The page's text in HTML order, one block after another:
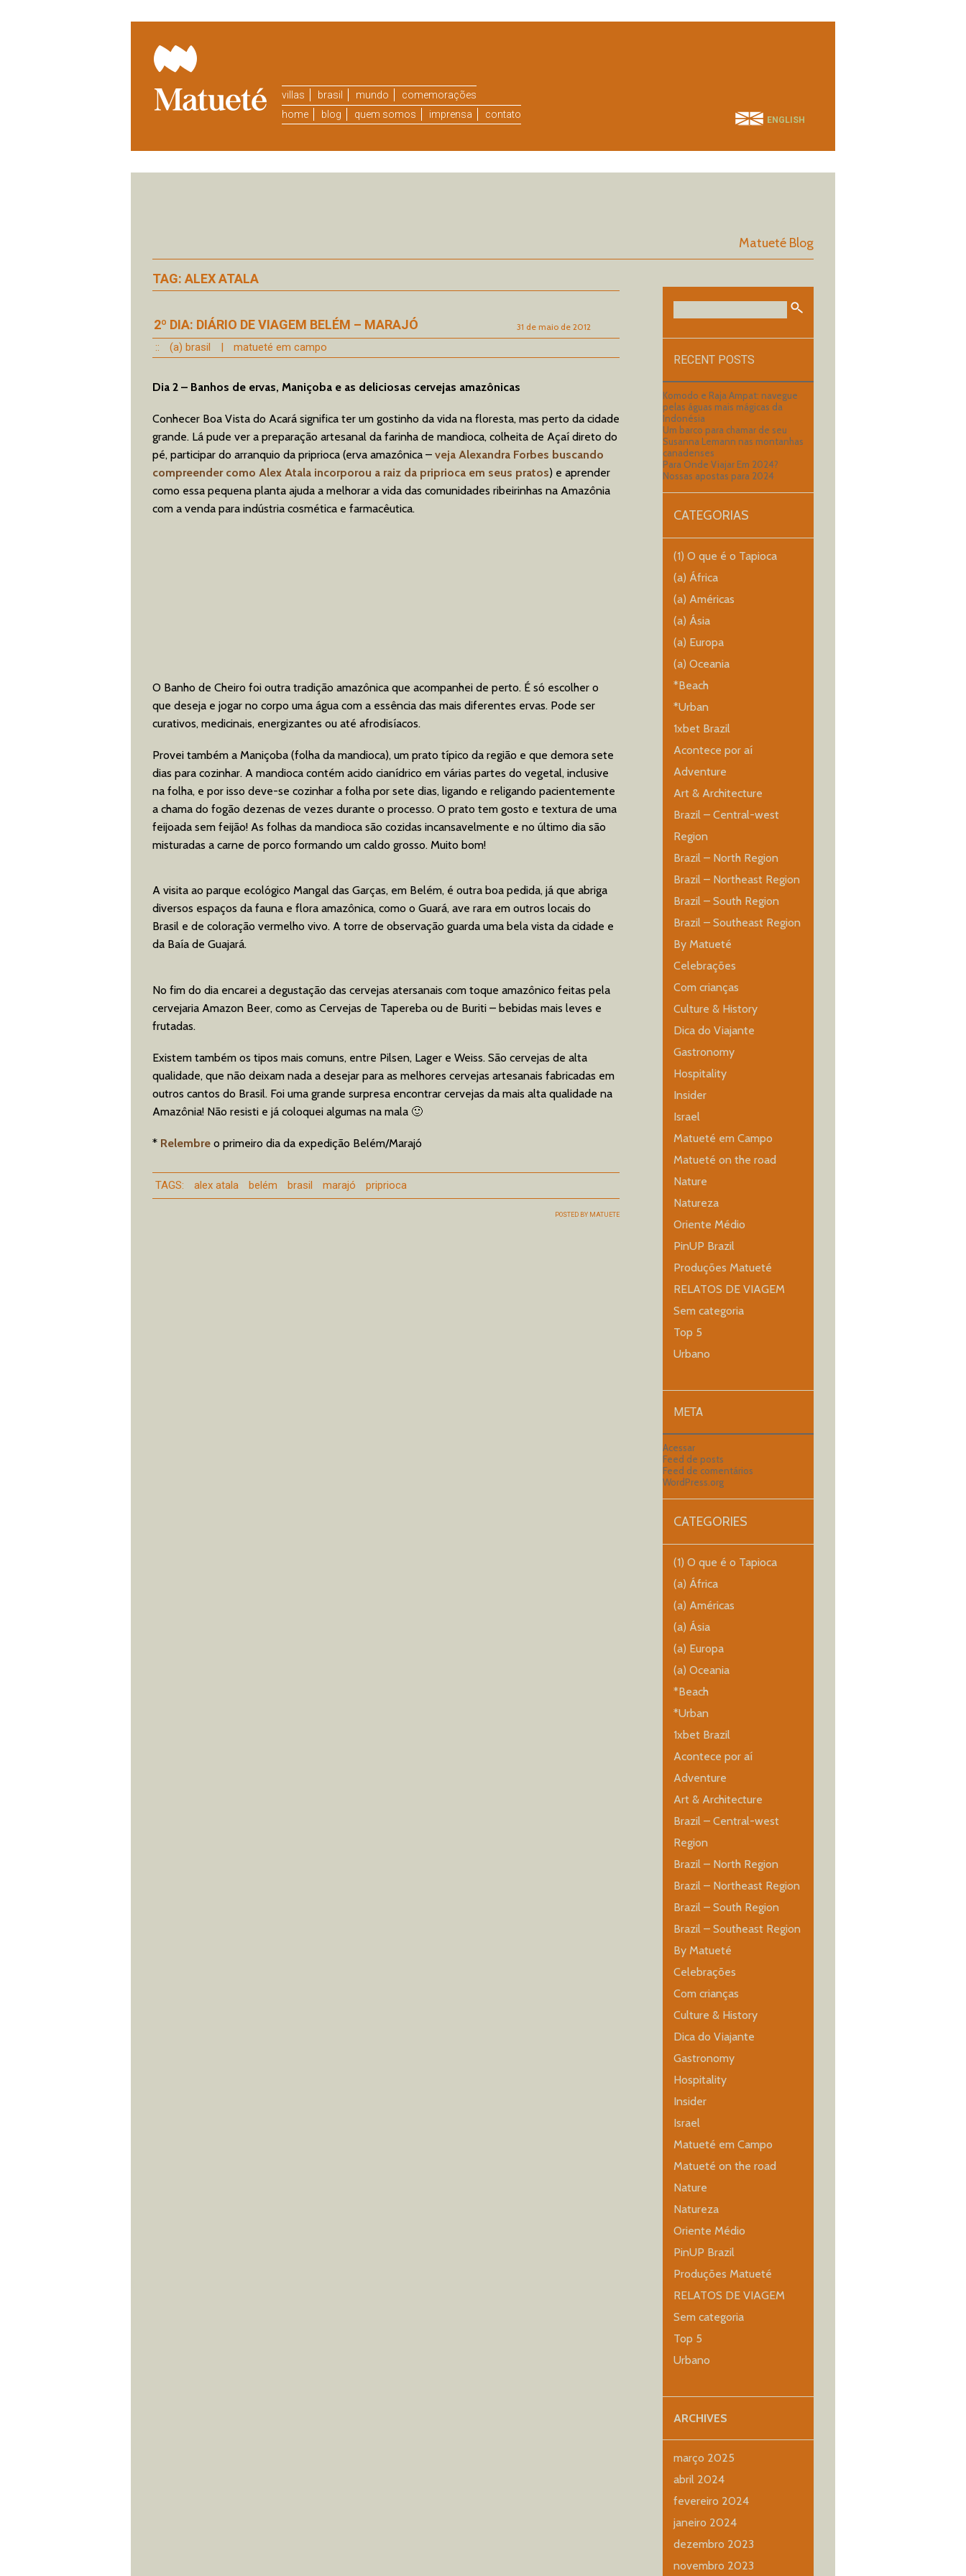
ENGLISH
home blog quem somos imprensa contato
villas brasil mundo comemorações
Matueté Blog
TAG: ALEX ATALA
2º DIA: DIÁRIO DE VIAGEM BELÉM – MARAJÓ 31 de maio de 2012
:: (a) brasil | matueté em campo
Dia 2 – Banhos de ervas, Maniçoba e as deliciosas cervejas amazônicas
Conhecer Boa Vista do Acará significa ter um gostinho da vida na floresta, mas perto da cidade
grande. Lá pude ver a preparação artesanal da farinha de mandioca, colheita de Açaí direto do
pé, participar do arranquio da priprioca (erva amazônica – veja Alexandra Forbes buscando
compreender como Alex Atala incorporou a raiz da priprioca em seus pratos) e aprender
como essa pequena planta ajuda a melhorar a vida das comunidades ribeirinhas na Amazônia
com a venda para indústria cosmética e farmacêutica.
O Banho de Cheiro foi outra tradição amazônica que acompanhei de perto. É só escolher o
que deseja e jogar no corpo uma água com a essência das mais diferentes ervas. Pode ser
curativos, medicinais, energizantes ou até afrodisíacos.
Provei também a Maniçoba (folha da mandioca), um prato típico da região e que demora sete
dias para cozinhar. A mandioca contém acido cianídrico em várias partes do vegetal, inclusive
na folha, e por isso deve-se cozinhar a folha por sete dias, ligando e religando pacientemente
a chama do fogão dezenas de vezes durante o processo. O prato tem gosto e textura de uma
feijoada sem feijão! As folhas da mandioca são cozidas incansavelmente e no último dia são
misturadas a carne de porco formando um caldo grosso. Muito bom!
A visita ao parque ecológico Mangal das Garças, em Belém, é outra boa pedida, já que abriga
diversos espaços da fauna e flora amazônica, como o Guará, ave rara em outros locais do
Brasil e de coloração vermelho vivo. A torre de observação guarda uma bela vista da cidade e
da Baía de Guajará.
No fim do dia encarei a degustação das cervejas atersanais com toque amazônico feitas pela
cervejaria Amazon Beer, como as Cervejas de Tapereba ou de Buriti – bebidas mais leves e
frutadas.
Existem também os tipos mais comuns, entre Pilsen, Lager e Weiss. São cervejas de alta
qualidade, que não deixam nada a desejar para as melhores cervejas artesanais fabricadas em
outros cantos do Brasil. Foi uma grande surpresa encontrar cervejas da mais alta qualidade na
Amazônia! Não resisti e já coloquei algumas na mala 🙂
* Relembre o primeiro dia da expedição Belém/Marajó
TAGS: alex atala belém brasil marajó priprioca
POSTED BY MATUETE
RECENT POSTS
Komodo e Raja Ampat: navegue
pelas águas mais mágicas da
Indonésia
Um barco para chamar de seu
Susanna Lemann nas montanhas
canadenses
Para Onde Viajar Em 2024?
Nossas apostas para 2024
CATEGORIAS
(1) O que é o Tapioca
(a) África
(a) Américas
(a) Ásia
(a) Europa
(a) Oceania
*Beach
*Urban
1xbet Brazil
Acontece por aí
Adventure
Art & Architecture
Brazil – Central-west
Region
Brazil – North Region
Brazil – Northeast Region
Brazil – South Region
Brazil – Southeast Region
By Matueté
Celebrações
Com crianças
Culture & History
Dica do Viajante
Gastronomy
Hospitality
Insider
Israel
Matueté em Campo
Matueté on the road
Nature
Natureza
Oriente Médio
PinUP Brazil
Produções Matueté
RELATOS DE VIAGEM
Sem categoria
Top 5
Urbano
META
Acessar
Feed de posts
Feed de comentários
WordPress.org
CATEGORIES
(1) O que é o Tapioca
(a) África
(a) Américas
(a) Ásia
(a) Europa
(a) Oceania
*Beach
*Urban
1xbet Brazil
Acontece por aí
Adventure
Art & Architecture
Brazil – Central-west
Region
Brazil – North Region
Brazil – Northeast Region
Brazil – South Region
Brazil – Southeast Region
By Matueté
Celebrações
Com crianças
Culture & History
Dica do Viajante
Gastronomy
Hospitality
Insider
Israel
Matueté em Campo
Matueté on the road
Nature
Natureza
Oriente Médio
PinUP Brazil
Produções Matueté
RELATOS DE VIAGEM
Sem categoria
Top 5
Urbano
ARCHIVES
março 2025
abril 2024
fevereiro 2024
janeiro 2024
dezembro 2023
novembro 2023